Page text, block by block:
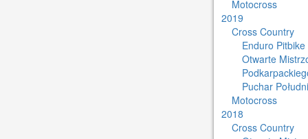
Motocross
2019
Cross Country
Enduro Pitbike
Otwarte
Puchar
Motocross
2018
Cross Country